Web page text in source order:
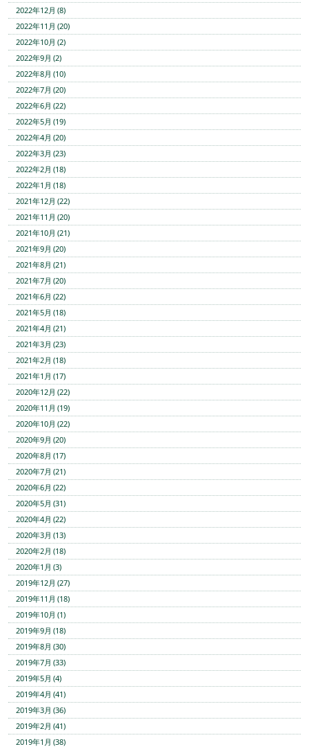
2022年12月 (8)
2022年11月 (20)
2022年10月 (2)
2022年9月 (2)
2022年8月 (10)
2022年7月 (20)
2022年6月 (22)
2022年5月 (19)
2022年4月 (20)
2022年3月 (23)
2022年2月 (18)
2022年1月 (18)
2021年12月 (22)
2021年11月 (20)
2021年10月 (21)
2021年9月 (20)
2021年8月 (21)
2021年7月 (20)
2021年6月 (22)
2021年5月 (18)
2021年4月 (21)
2021年3月 (23)
2021年2月 (18)
2021年1月 (17)
2020年12月 (22)
2020年11月 (19)
2020年10月 (22)
2020年9月 (20)
2020年8月 (17)
2020年7月 (21)
2020年6月 (22)
2020年5月 (31)
2020年4月 (22)
2020年3月 (13)
2020年2月 (18)
2020年1月 (3)
2019年12月 (27)
2019年11月 (18)
2019年10月 (1)
2019年9月 (18)
2019年8月 (30)
2019年7月 (33)
2019年5月 (4)
2019年4月 (41)
2019年3月 (36)
2019年2月 (41)
2019年1月 (38)